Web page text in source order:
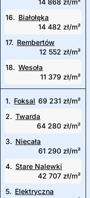
14 868 zł/m²
16. Białołęka
14 482 zł/m²
17. Rembertów
12 552 zł/m²
18. Wesoła
11 379 zł/m²
1. Foksal 69 231 zł/m²
2. Twarda
64 280 zł/m²
3. Niecała
61 290 zł/m²
4. Stare Nalewki
42 707 zł/m²
5. Elektryczna